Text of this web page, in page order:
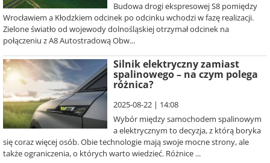
Budowa drogi ekspresowej S8 pomiędzy
Wrocławiem a Kłodzkiem odcinek po odcinku wchodzi w fazę realizacji.
Zielone światło od wojewody dolnośląskiej otrzymał odcinek na
połączeniu z A8 Autostradową Obw...
Silnik elektryczny zamiast
spalinowego – na czym polega
różnica?
2025-08-22 | 14:08
Wybór między samochodem spalinowym
a elektrycznym to decyzja, z którą boryka
się coraz więcej osób. Obie technologie mają swoje mocne strony, ale
także ograniczenia, o których warto wiedzieć. Różnice ...